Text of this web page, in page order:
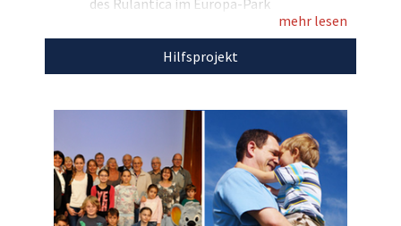
Farbe: blau
Material: 100% Polyester
Den Erlös der Auktion „Schwimmlegende
Franziska von Almsick signiert Badeanzug“
leiten wir direkt, ohne Abzug von Kosten, an
Santa Isabel e.V. und Einfach Helfen e.V.
weiter.
mehr lesen
Hilfsprojekt